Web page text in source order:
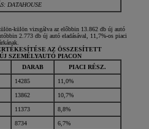
DATAHOUSE
külön vizsgálva az előbbin 13.862 db új autó
2.773 db új autó eladásával, 11,7%-os piaci
AZ ÖSSZESÍTETT
SZEMÉLYAUTÓ PIACON
DARAB PIACI RÉSZ.
14285 11,0%
13862 10,7%
11373 8,8%
8734 6,7%